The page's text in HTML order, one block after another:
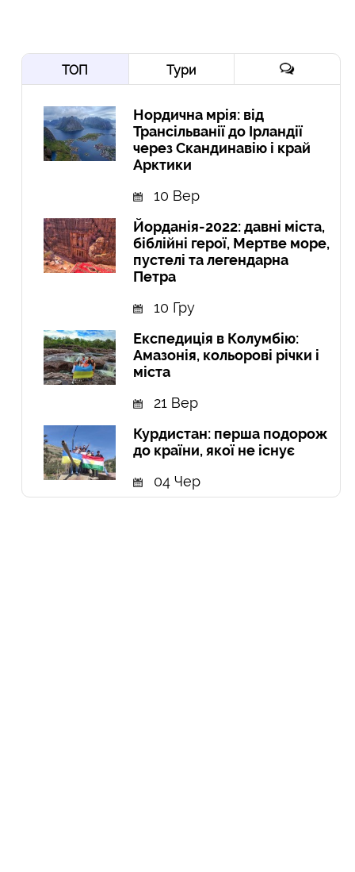
ТОП Тури
Нордична мрія: від
Трансільванії до Ірландії
через Скандинавію і край
Арктики
10 Вер
Йорданія-2022: давні міста,
біблійні герої, Мертве море,
пустелі та легендарна
Петра
10 Гру
Експедиція в Колумбію:
Амазонія, кольорові річки і
міста
21 Вер
Курдистан: перша подорож
до країни, якої не існує
04 Чер